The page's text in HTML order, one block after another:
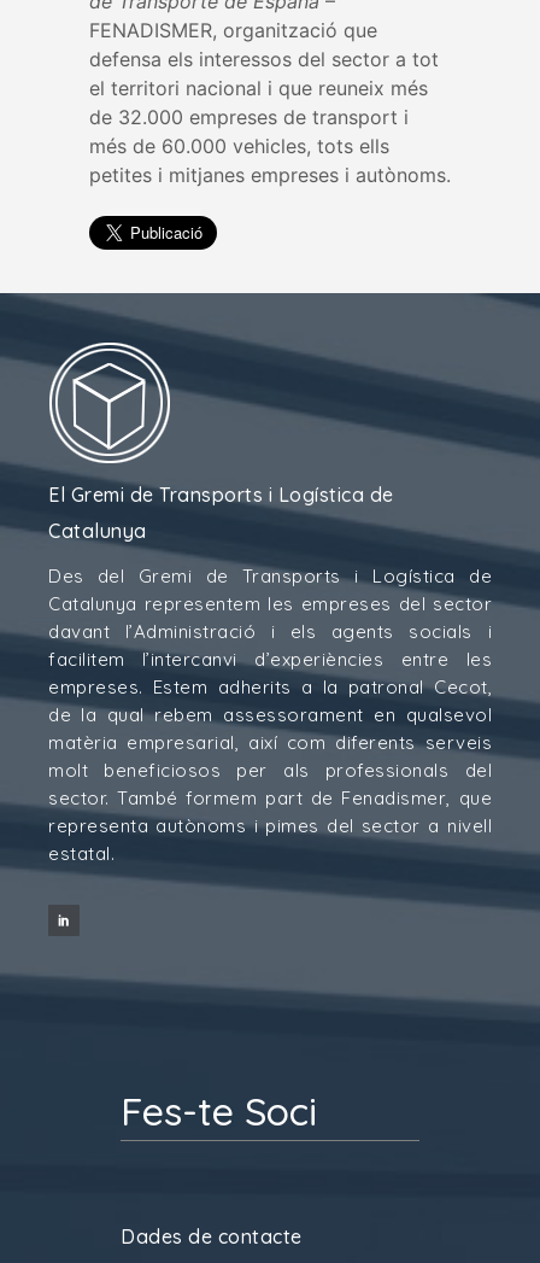
FENADISMER, organització que
defensa els interessos del sector a tot
el territori nacional i que reuneix més
de 32.000 empreses de transport i
més de 60.000 vehicles, tots ells
petites i mitjanes empreses i autònoms.
El Gremi de Transports i Logística de
Catalunya
Des del Gremi de Transports i Logística de
Catalunya representem les empreses del sector
davant l’Administració i els agents socials i
facilitem l’intercanvi d’experiències entre les
empreses. Estem adherits a la patronal Cecot,
de la qual rebem assessorament en qualsevol
matèria empresarial, així com diferents serveis
molt beneficiosos per als professionals del
sector. També formem part de Fenadismer, que
representa autònoms i pimes del sector a nivell
estatal.
Fes-te Soci
Dades de contacte